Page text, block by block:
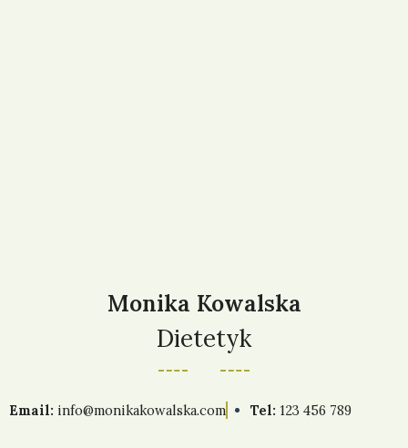
Monika Kowalska
Dietetyk
Email: info@monikakowalska.com Tel: 123 456 789